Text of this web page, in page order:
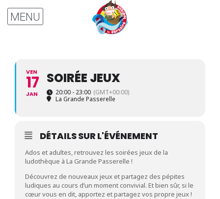
VEN
17
JAN
SOIRÉE JEUX
20:00 - 23:00 (GMT+00:00)
La Grande Passerelle
DÉTAILS SUR L'ÉVÉNEMENT
Ados et adultes, retrouvez les soirées jeux de la
ludothèque à La Grande Passerelle !
Découvrez de nouveaux jeux et partagez des pépites
ludiques au cours d’un moment convivial. Et bien sûr, si le
cœur vous en dit, apportez et partagez vos propre jeux !